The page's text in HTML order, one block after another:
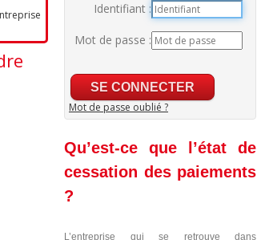
Identifiant :
Mot de passe :
Mot de passe oublié ?
Qu’est-ce que l’état de
cessation des paiements
?
L’entreprise qui se retrouve dans